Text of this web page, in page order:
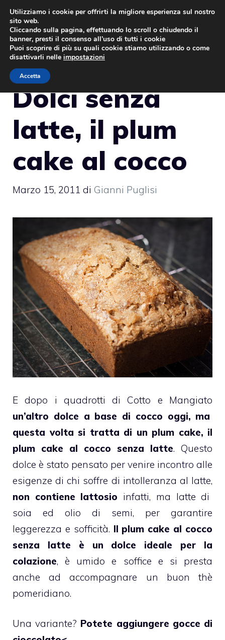
Vai
contenuto
Dolci senza
latte, il plum
cake al cocco
Marzo 15, 2011 di Gianni Puglisi
E dopo i quadrotti di Cotto e Mangiato
un’altro dolce a base di cocco oggi, ma
questa volta si tratta di un plum cake, il
plum cake al cocco senza latte. Questo
dolce è stato pensato per venire incontro alle
esigenze di chi soffre di intolleranza al latte,
non contiene lattosio infatti, ma latte di
soia ed olio di semi, per garantire
leggerezza e sofficità. Il plum cake al cocco
senza latte è un dolce ideale per la
colazione, è umido e soffice e si presta
anche ad accompagnare un buon thè
pomeridiano.
Una variante? Potete aggiungere gocce di
Utilizziamo i cookie per offrirti la migliore esperienza sul nostro
sito web.
Cliccando sulla pagina, effettuando lo scroll o chiudendo il
banner, presti il consenso all’uso di tutti i cookie
Puoi scoprire di più su quali cookie stiamo utilizzando o come
disattivarli nelle impostazioni
Accetta